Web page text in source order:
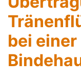
bei einer